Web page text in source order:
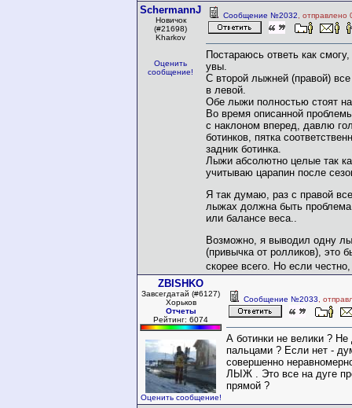
SchermannJ
Новичок
(#21698)
Kharkov
Оценить
сообщение!
Сообщение №2032 ,
Постараюсь ответь как
увы.
С второй лыжней (правой)
в левой.
Обе лыжи полностью стоят на
Во время описанной
с наклоном вперед, давлю
ботинков, пятка
задник ботинка.
Лыжи абсолютно целые так
учитываю царапин после
Я так думаю, раз с правой
лыжах должна быть
или балансе веса..
Возможно, я выводил одну
(привычка от ролликов), это
скорее всего. Но если
ZBISHKO
Завсегдатай (#6127)
Хорьков
Отчеты
Рейтинг: 6074
Оценить сообщение!
Сообщение №2033 ,
А ботинки не велики ? Не
пальцами ? Если нет -
совершенно
ЛЫЖ . Это все на дуге
прямой ?